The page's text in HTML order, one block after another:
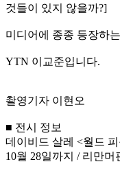
것들이 있지 않을까?]
미디어에 종종 등장하
YTN 이교준입니다.
촬영기자 이현오
■ 전시 정보
데이비드 살레 <월드
10월 28일까지 / 리만머